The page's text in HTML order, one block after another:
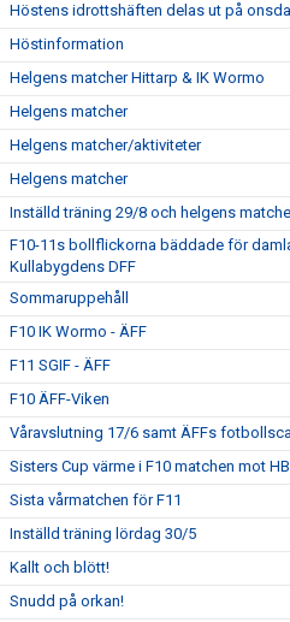
Höstens idrottshäften delas ut på
Höstinformation
Helgens matcher Hittarp & IK Wormo
Helgens matcher
Helgens matcher/aktiviteter
Helgens matcher
Inställd träning 29/8 och helgens
F10-11s bollflickorna bäddade för
Kullabygdens DFF
Sommaruppehåll
F10 IK Wormo - ÄFF
F11 SGIF - ÄFF
F10 ÄFF-Viken
Våravslutning 17/6 samt ÄFFs
Sisters Cup värme i F10 matchen mot
Sista vårmatchen för F11
Inställd träning lördag 30/5
Kallt och blött!
Snudd på orkan!